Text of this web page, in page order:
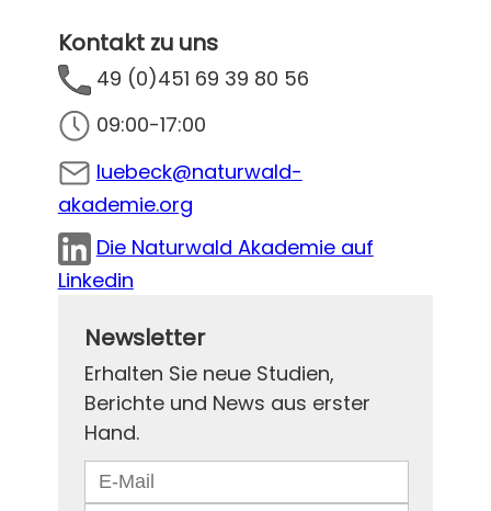
Kontakt zu uns
49 (0)451 69 39 80 56
09:00-17:00
luebeck@naturwald-
akademie.org
Die Naturwald Akademie auf
Linkedin
Newsletter
Erhalten Sie neue Studien,
Berichte und News aus erster
Hand.